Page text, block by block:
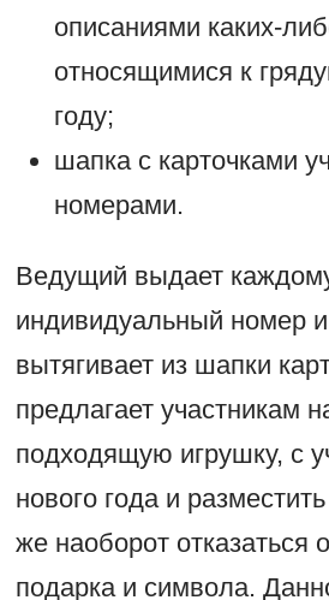
описаниями каких-
относящимися к
году;
шапка с карточками
номерами.
Ведущий выдает
индивидуальный номер
вытягивает из шапки
предлагает участникам
подходящую игрушку, с
нового года и
же наоборот отказаться
подарка и символа.